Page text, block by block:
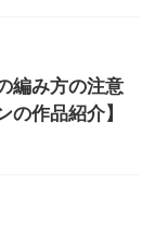
編み方の注意
の作品紹介】